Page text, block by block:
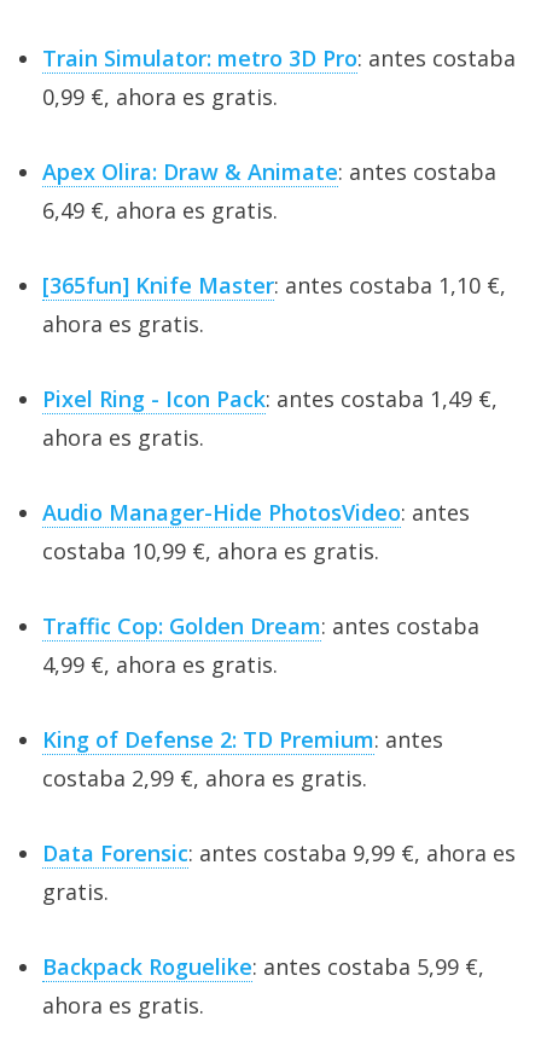
Train Simulator: metro 3D Pro: antes costaba
0,99 €, ahora es gratis.
Apex Olira: Draw & Animate: antes costaba
6,49 €, ahora es gratis.
[365fun] Knife Master: antes costaba 1,10 €,
ahora es gratis.
Pixel Ring - Icon Pack: antes costaba 1,49 €,
ahora es gratis.
Audio Manager-Hide PhotosVideo: antes
costaba 10,99 €, ahora es gratis.
Traffic Cop: Golden Dream: antes costaba
4,99 €, ahora es gratis.
King of Defense 2: TD Premium: antes
costaba 2,99 €, ahora es gratis.
Data Forensic: antes costaba 9,99 €, ahora es
gratis.
Backpack Roguelike: antes costaba 5,99 €,
ahora es gratis.